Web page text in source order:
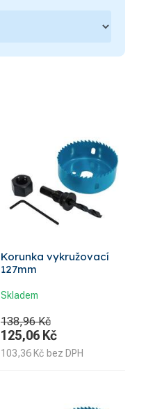
Korunka vykružovací
127mm
Skladem
138,96 Kč
125,06 Kč
103,36 Kč bez DPH